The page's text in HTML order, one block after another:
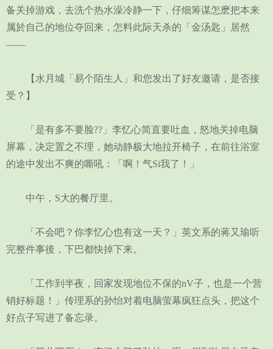
备关掉游戏，去洗个热水澡冷静一下，仔细筹谋怎麽把本来
属於自己的地位夺回来，怎料此际天杀的「金汤匙」居然
——
【水月城「易个陌生人」和您发出了好友邀请，是否接
受？】
「是有多不要脸??」李忆心简直要吐血，怒地关掉电脑
屏幕，决定置之不理，她动静极大地拉开椅子，在前往浴室
的途中发出不爽的嘶吼：「啊！气Si我了！」
中午，S大的餐厅里。
「不会吧？你李忆心也有这一天？」英文系的蒋又瑜听
完整件事後，下巴都快掉下来。
「工作到半夜，回家发现地位不保的nV子，也是一个营
销好标题！」传理系的孙怡对着电脑萤幕疯狂点头，把这个
好点子写进了备忘录。